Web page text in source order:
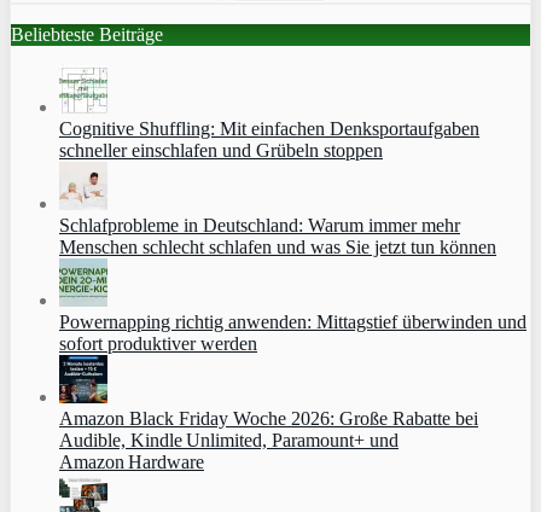
Beliebteste Beiträge
Cognitive Shuffling: Mit einfachen Denksportaufgaben
schneller einschlafen und Grübeln stoppen
Schlafprobleme in Deutschland: Warum immer mehr
Menschen schlecht schlafen und was Sie jetzt tun können
Powernapping richtig anwenden: Mittagstief überwinden und
sofort produktiver werden
Amazon Black Friday Woche 2026: Große Rabatte bei
Audible, Kindle Unlimited, Paramount+ und
Amazon Hardware